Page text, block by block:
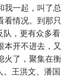
我一起，叫了总
看情况。到那只
队，更有众多看
本开不进去，又
火了，聚集在衡
。王洪文、潘国